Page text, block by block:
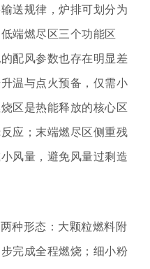
送规律，炉排可划分为
端燃尽区三个功能区
配风参数也存在明显差
温与点火预备，仅需小
区是热能释放的核心区
应；末端燃尽区侧重残
风量，避免风量过剩造
种形态：大颗粒燃料附
完成全程燃烧；细小粉